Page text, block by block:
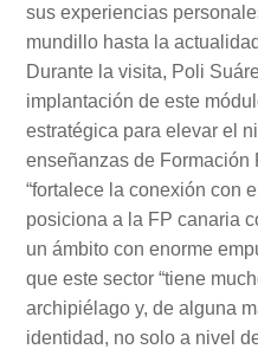
sus experiencias
mundillo hasta la
Durante la visita, Poli
implantación de este
estratégica para elevar el
enseñanzas de Formación
“fortalece la conexión con
posiciona a la FP canaria
un ámbito con enorme
que este sector “tiene
archipiélago y, de alguna
identidad, no solo a nivel